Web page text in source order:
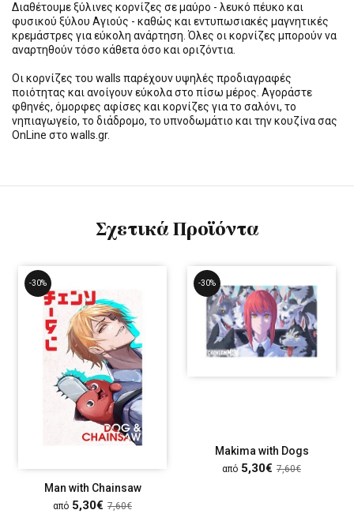
Διαθέτουμε ξύλινες κορνίζες σε μαύρο - λευκό πέυκο και
φυσικού ξύλου Αγιούς - καθώς και εντυπωσιακές μαγνητικές
κρεμάστρες για εύκολη ανάρτηση. Όλες οι κορνίζες μπορούν να
αναρτηθούν τόσο κάθετα όσο και οριζόντια.
Οι κορνίζες του walls παρέχουν υψηλές προδιαγραφές
ποιότητας και ανοίγουν εύκολα στο πίσω μέρος. Αγοράστε
φθηνές, όμορφες αφίσες και κορνίζες για το σαλόνι, το
νηπιαγωγείο, το διάδρομο, το υπνοδωμάτιο και την κουζίνα σας
OnLine στο walls.gr.
Σχετικά Προϊόντα
-30%
Man with Chainsaw
από 5,30€ 7,60€
-30%
Makima with Dogs
από 5,30€ 7,60€